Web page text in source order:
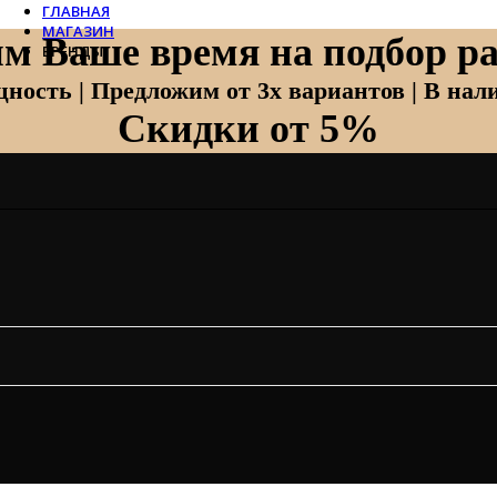
Ваше время на подбор
| Предложим от 3х вариантов | В
Скидки от 5%
ГЛАВНАЯ
МАГАЗИН
БРЕНДЫ
Zehnder
Zehnder Charleston
Loten
Mitsubishi Electric
Systemair